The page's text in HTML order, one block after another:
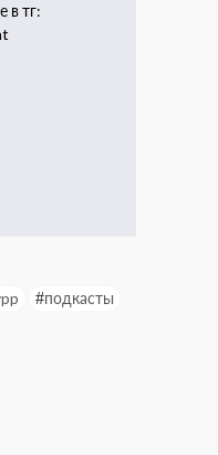
в тг:
#подкасты